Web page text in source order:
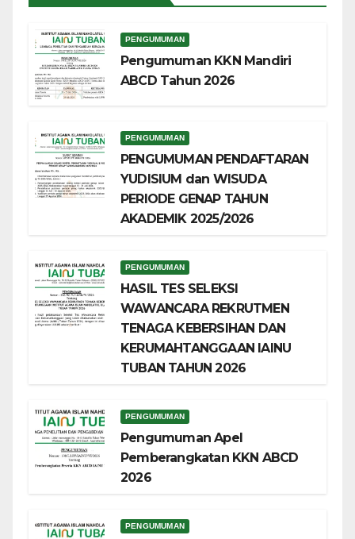
PENGUMUMAN
Pengumuman KKN Mandiri
ABCD Tahun 2026
PENGUMUMAN
PENGUMUMAN PENDAFTARAN
YUDISIUM dan WISUDA
PERIODE GENAP TAHUN
AKADEMIK 2025/2026
PENGUMUMAN
HASIL TES SELEKSI
WAWANCARA REKRUTMEN
TENAGA KEBERSIHAN DAN
KERUMAHTANGGAAN IAINU
TUBAN TAHUN 2026
PENGUMUMAN
Pengumuman Apel
Pemberangkatan KKN ABCD
2026
PENGUMUMAN